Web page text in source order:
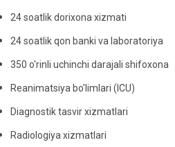
24 soatlik dorixona xizmati
24 soatlik qon banki va laboratoriya
350 o'rinli uchinchi darajali shifoxona
Reanimatsiya bo'limlari (ICU)
Diagnostik tasvir xizmatlari
Radiologiya xizmatlari